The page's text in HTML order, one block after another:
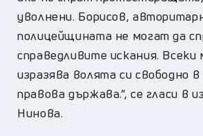
уволнени. Борисов,
полицейщината не могат да
справедливите искания. Всеки
изразява волята си свободно
правова държава.“, се гласи в
Нинова.